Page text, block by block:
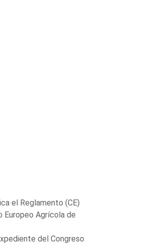
el Reglamento (CE)
Europeo Agrícola de
del Congreso